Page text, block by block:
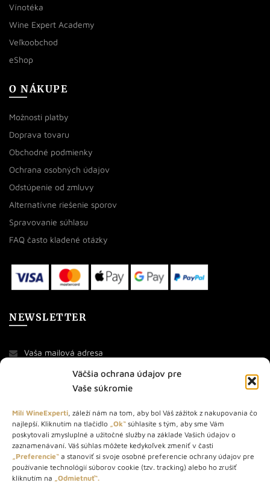
Väčšia ochrana údajov pre
Vaše súkromie
Milí WineExperti, záleží nám na tom, aby bol Váš zážitok z nakupovania čo
najlepší. Kliknutím na tlačidlo „Ok“ súhlasíte s tým, aby sme Vám
poskytovali zmysluplné a užitočné služby na základe Vašich údajov o
zaznamenávaní. Váš súhlas môžete kedykoľvek zmeniť v časti
„Preferencie“ a stanoviť si svoje osobné preferencie ochrany údajov pre
používanie technológií súborov cookie (tzv. tracking) alebo ho zrušiť
kliknutím na „Odmietnuť“.
Vínotéka
Wine Expert Academy
Veľkoobchod
eShop
O NÁKUPE
Možnosti platby
Doprava tovaru
Obchodné podmienky
Ochrana osobných údajov
Odstúpenie od zmluvy
Alternatívne riešenie sporov
Spravovanie súhlasu
FAQ často kladené otázky
NEWSLETTER
O NÁS
STORE – obchod s vínom a destilátmi od roku 2010. Na našej
webovej stránke predávame viac ako 1000+ značkových
produktov.